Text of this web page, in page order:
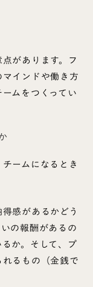
があります。フ
インドや働き方
ムをつくってい
ームになるとき
感があるかどう
の報酬があるの
か。そして、プ
るもの（金銭で